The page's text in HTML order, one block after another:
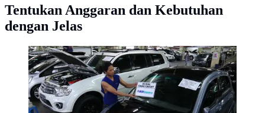
Tentukan Anggaran dan Kebutuhan
dengan Jelas
Penjual mobil bekas saat menawarkan dagangannya di
kawasan WTC Mangga Dua, Jakarta, Jumat (10/6). Hal
ini dikarenakan banyaknya dealer mobil baru yang
menurunkan harga dan menggelar diskon besar-
besaran. (Liputan6.com/Angga Yuniar)